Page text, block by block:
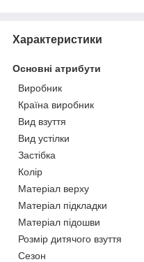
Характеристики
Основні атрибути
Виробник
Країна виробник
Вид взуття
Вид устілки
Застібка
Колір
Матеріал верху
Матеріал підкладки
Матеріал підошви
Розмір дитячого взуття
Сезон